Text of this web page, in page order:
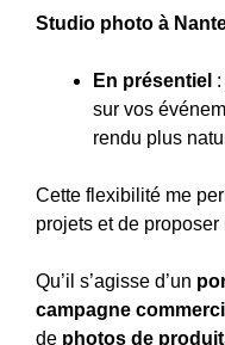
Studio photo à
En présentiel
sur vos
rendu plus
Cette flexibilité me
projets et de
Qu’il s’agisse d’un
campagne
de photos de